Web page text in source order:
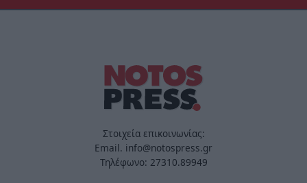
Στοιχεία επικοινωνίας:
Email. info@notospress.gr
Τηλέφωνο: 27310.89949